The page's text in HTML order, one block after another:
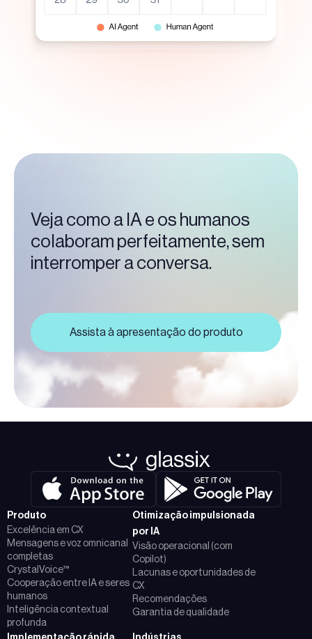
Veja como a IA e os humanos
colaboram perfeitamente, sem
interromper a conversa.
Assista à apresentação do produto
Produto
Excelência em CX
Mensagens e voz omnicanal
completas
CrystalVoice™
Cooperação entre IA e seres
humanos
Inteligência contextual
profunda
Otimização impulsionada
por IA
Visão operacional (com
Copilot)
Lacunas e oportunidades de
CX
Recomendações
Garantia de qualidade